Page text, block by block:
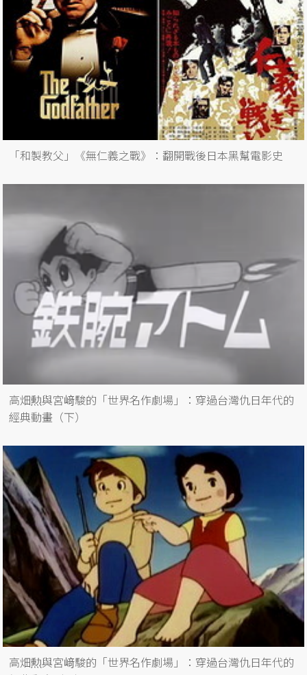
「和製教父」《無仁義之戰》：翻開戰後日本黑幫電影史
高畑勲與宮﨑駿的「世界名作劇場」：穿過台灣仇日年代的
經典動畫（下）
高畑勲與宮﨑駿的「世界名作劇場」：穿過台灣仇日年代的